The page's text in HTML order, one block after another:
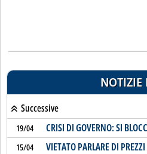
NOTIZIE
Successive
19/04 CRISI DI GOVERNO: SI
15/04 VIETATO PARLARE DI PREZZI